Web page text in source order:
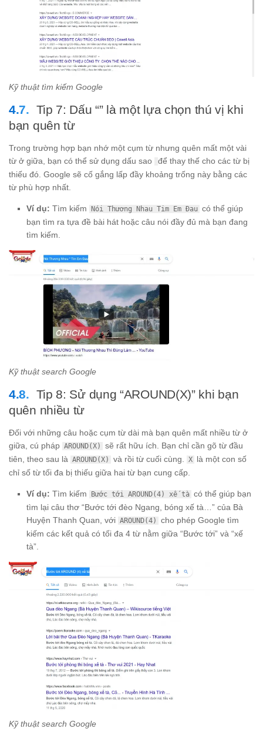
Kỹ thuật tìm kiếm Google
Tip 7: Dấu “” là một lựa chọn thú vị khi
bạn quên từ
Trong trường hợp bạn nhớ một cụm từ nhưng quên mất một vài
từ ở giữa, bạn có thể sử dụng dấu sao
để thay thế cho các từ bị
thiếu đó. Google sẽ cố gắng lấp đầy khoảng trống này bằng các
từ phù hợp nhất.
Ví dụ: Tìm kiếm Nói Thương Nhau Tim Em Đau có thể giúp
bạn tìm ra tựa đề bài hát hoặc câu nói đầy đủ mà bạn đang
tìm kiếm.
Kỹ thuật search Google
Tip 8: Sử dụng “AROUND(X)” khi bạn
quên nhiều từ
Đối với những câu hoặc cụm từ dài mà bạn quên mất nhiều từ ở
giữa, cú pháp AROUND(X)
sẽ rất hữu ích. Bạn chỉ cần gõ từ đầu
tiên, theo sau là AROUND(X) và rồi từ cuối cùng. X là một con số
chỉ số từ tối đa bị thiếu giữa hai từ bạn cung cấp.
Ví dụ: Tìm kiếm Bước tới AROUND(4) xế tà có thể giúp bạn
tìm lại câu thơ “Bước tới đèo Ngang, bóng xế tà…” của Bà
Huyện Thanh Quan, với AROUND(4)
cho phép Google tìm
kiếm các kết quả có tối đa 4 từ nằm giữa “Bước tới” và “xế
tà”.
Kỹ thuật search Google